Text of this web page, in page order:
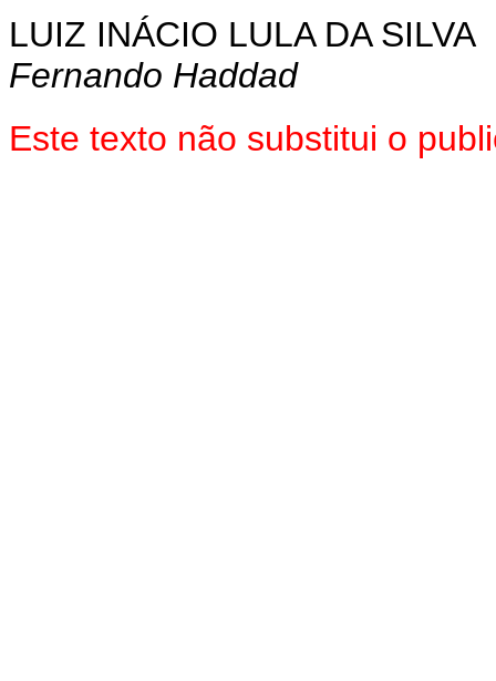
LUIZ INÁCIO LULA DA SILVA
Fernando Haddad
Este texto não substitui o